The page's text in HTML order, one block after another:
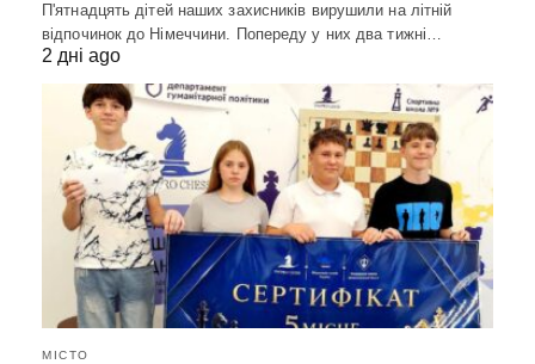
П'ятнадцять дітей наших захисників вирушили на літній
відпочинок до Німеччини. Попереду у них два тижні…
2 дні ago
МІСТО